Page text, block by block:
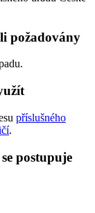
požadovány
příslušného
.
postupuje